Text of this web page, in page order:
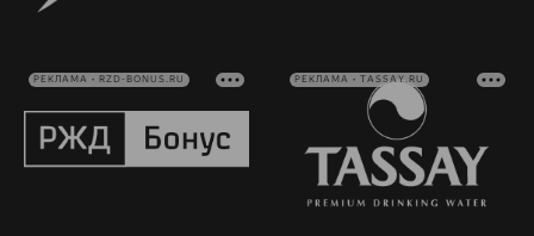
РЕКЛАМА • RZD-BONUS.RU РЕКЛАМА • TASSAY.RU